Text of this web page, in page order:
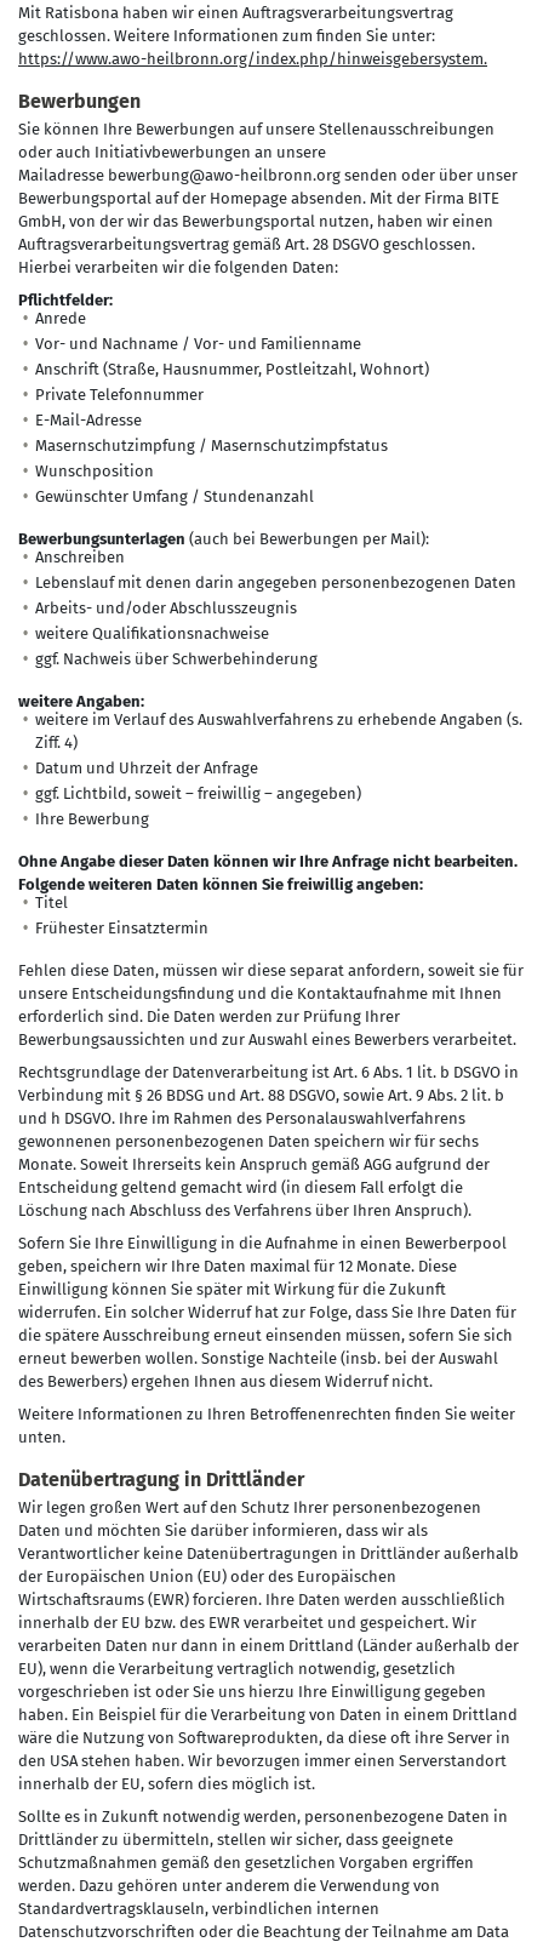
Mit Ratisbona haben wir einen Auftragsverarbeitungsvertrag
geschlossen. Weitere Informationen zum finden Sie unter:
https://www.awo-heilbronn.org/index.php/hinweisgebersystem.
Bewerbungen
Sie können Ihre Bewerbungen auf unsere Stellenausschreibungen
oder auch Initiativbewerbungen an unsere
Mailadresse bewerbung@awo-heilbronn.org senden oder über unser
Bewerbungsportal auf der Homepage absenden. Mit der Firma BITE
GmbH, von der wir das Bewerbungsportal nutzen, haben wir einen
Auftragsverarbeitungsvertrag gemäß Art. 28 DSGVO geschlossen.
Hierbei verarbeiten wir die folgenden Daten:
Pflichtfelder:
Anrede
Vor- und Nachname / Vor- und Familienname
Anschrift (Straße, Hausnummer, Postleitzahl, Wohnort)
Private Telefonnummer
E-Mail-Adresse
Masernschutzimpfung / Masernschutzimpfstatus
Wunschposition
Gewünschter Umfang / Stundenanzahl
Bewerbungsunterlagen (auch bei Bewerbungen per Mail):
Anschreiben
Lebenslauf mit denen darin angegeben personenbezogenen Daten
Arbeits- und/oder Abschlusszeugnis
weitere Qualifikationsnachweise
ggf. Nachweis über Schwerbehinderung
weitere Angaben:
weitere im Verlauf des Auswahlverfahrens zu erhebende Angaben (s.
Ziff. 4)
Datum und Uhrzeit der Anfrage
ggf. Lichtbild, soweit – freiwillig – angegeben)
Ihre Bewerbung
Ohne Angabe dieser Daten können wir Ihre Anfrage nicht bearbeiten.
Folgende weiteren Daten können Sie freiwillig angeben:
Titel
Frühester Einsatztermin
Fehlen diese Daten, müssen wir diese separat anfordern, soweit sie für
unsere Entscheidungsfindung und die Kontaktaufnahme mit Ihnen
erforderlich sind. Die Daten werden zur Prüfung Ihrer
Bewerbungsaussichten und zur Auswahl eines Bewerbers verarbeitet.
Rechtsgrundlage der Datenverarbeitung ist Art. 6 Abs. 1 lit. b DSGVO in
Verbindung mit § 26 BDSG und Art. 88 DSGVO, sowie Art. 9 Abs. 2 lit. b
und h DSGVO. Ihre im Rahmen des Personalauswahlverfahrens
gewonnenen personenbezogenen Daten speichern wir für sechs
Monate. Soweit Ihrerseits kein Anspruch gemäß AGG aufgrund der
Entscheidung geltend gemacht wird (in diesem Fall erfolgt die
Löschung nach Abschluss des Verfahrens über Ihren Anspruch).
Sofern Sie Ihre Einwilligung in die Aufnahme in einen Bewerberpool
geben, speichern wir Ihre Daten maximal für 12 Monate. Diese
Einwilligung können Sie später mit Wirkung für die Zukunft
widerrufen. Ein solcher Widerruf hat zur Folge, dass Sie Ihre Daten für
die spätere Ausschreibung erneut einsenden müssen, sofern Sie sich
erneut bewerben wollen. Sonstige Nachteile (insb. bei der Auswahl
des Bewerbers) ergehen Ihnen aus diesem Widerruf nicht.
Weitere Informationen zu Ihren Betroffenenrechten finden Sie weiter
unten.
Datenübertragung in Drittländer
Wir legen großen Wert auf den Schutz Ihrer personenbezogenen
Daten und möchten Sie darüber informieren, dass wir als
Verantwortlicher keine Datenübertragungen in Drittländer außerhalb
der Europäischen Union (EU) oder des Europäischen
Wirtschaftsraums (EWR) forcieren. Ihre Daten werden ausschließlich
innerhalb der EU bzw. des EWR verarbeitet und gespeichert. Wir
verarbeiten Daten nur dann in einem Drittland (Länder außerhalb der
EU), wenn die Verarbeitung vertraglich notwendig, gesetzlich
vorgeschrieben ist oder Sie uns hierzu Ihre Einwilligung gegeben
haben. Ein Beispiel für die Verarbeitung von Daten in einem Drittland
wäre die Nutzung von Softwareprodukten, da diese oft ihre Server in
den USA stehen haben. Wir bevorzugen immer einen Serverstandort
innerhalb der EU, sofern dies möglich ist.
Sollte es in Zukunft notwendig werden, personenbezogene Daten in
Drittländer zu übermitteln, stellen wir sicher, dass geeignete
Schutzmaßnahmen gemäß den gesetzlichen Vorgaben ergriffen
werden. Dazu gehören unter anderem die Verwendung von
Standardvertragsklauseln, verbindlichen internen
Datenschutzvorschriften oder die Beachtung der Teilnahme am Data